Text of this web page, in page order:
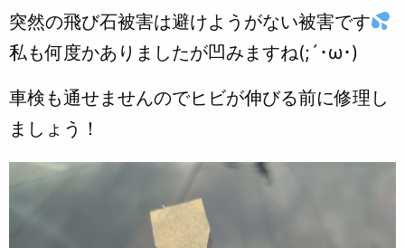
突然の飛び石被害は避けようがない被害です
私も何度かありましたが凹みますね(;´･ω･)
車検も通せませんのでヒビが伸びる前に修理し
ましょう！